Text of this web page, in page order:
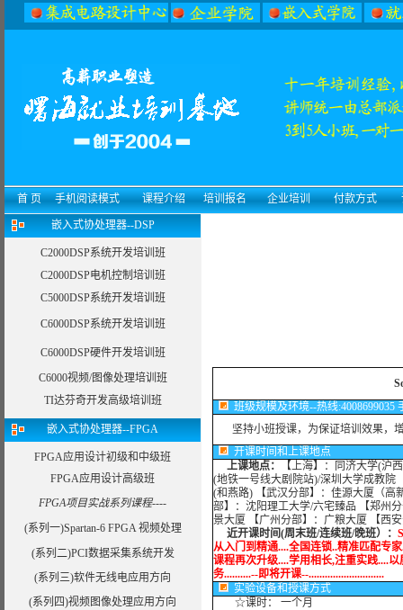
首 页 手机阅读模式 课程介绍 培训报名 企业培训 付款方式
嵌入式协处理器--DSP
C2000DSP系统开发培训班
C2000DSP电机控制培训班
C5000DSP系统开发培训班
C6000DSP系统开发培训班
C6000DSP硬件开发培训班
C6000视频/图像处理培训班
TI达芬奇开发高级培训班
嵌入式协处理器--FPGA
FPGA应用设计初级和中级班
FPGA应用设计高级班
FPGA项目实战系列课程----
(系列一)Spartan-6 FPGA 视频处理
(系列二)PCI数据采集系统开发
(系列三)软件无线电应用方向
(系列四)视频图像处理应用方向
班级规模及环境--热线:4008699035
坚持小班授课，为保证培训效果，
开课时间和上课地点
上课地点：
【上海】：同济大学(沪
(地铁一号线大剧院站)/深圳大学成教院
(和燕路) 【武汉分部】：佳源大厦（高
部】：沈阳理工大学/六宅臻品 【郑州
景大厦 【广州分部】：广粮大厦 【西
近开课时间(周末班/连续班/晚班）：
从入门到精通....全国连锁..精准匹配专
课程再次升级....学用相长,注重实践....
务..........--即将开课--............................
实验设备和授课方式
☆课时： 一个月